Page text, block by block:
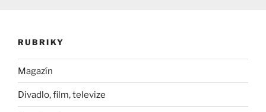
RUBRIKY
Magazín
Divadlo, film, televize